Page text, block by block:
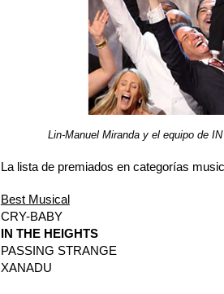
Lin-Manuel Miranda y el equipo de
La lista de premiados en categorías
Best Musical
CRY-BABY
IN THE HEIGHTS
PASSING STRANGE
XANADU